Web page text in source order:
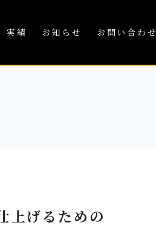
実績 お知らせ お問い合わせ
上げるための